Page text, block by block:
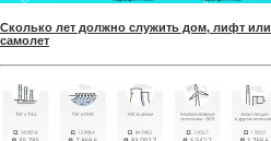
Сколько лет должно служить дом, лифт или
самолет